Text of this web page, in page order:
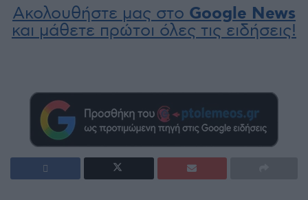
Ακολουθήστε μας στο Google News
και μάθετε πρώτοι όλες τις ειδήσεις!